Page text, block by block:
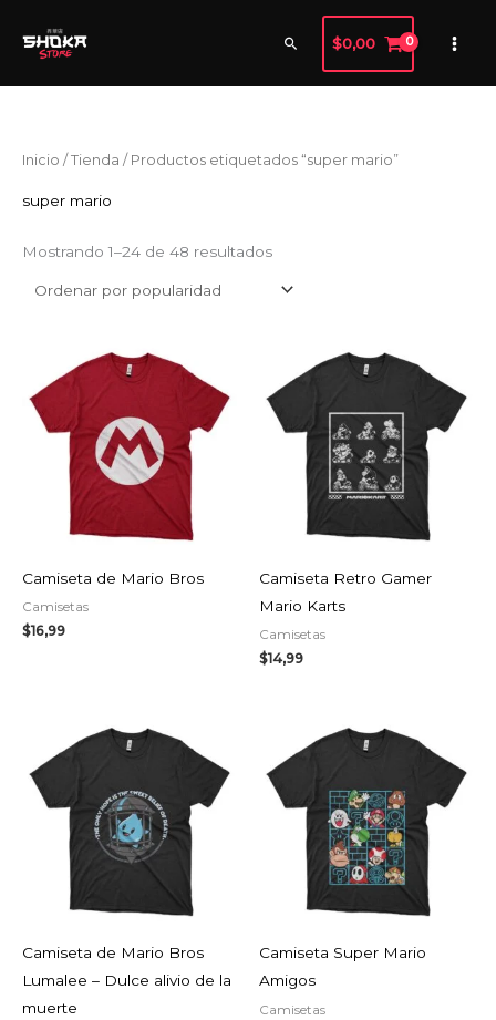
Buscar
$0,00
Inicio / Tienda / Productos etiquetados “super mario”
super mario
Mostrando 1–24 de 48 resultados
Ordenado
por
Camiseta de Mario Bros
Camisetas
$16,99
Camiseta Retro Gamer
Mario Karts
Camisetas
$14,99
Camiseta de Mario Bros
Lumalee – Dulce alivio de la
muerte
Camiseta Super Mario
Amigos
Camisetas